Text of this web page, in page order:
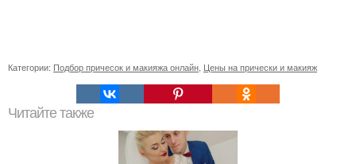
Категории: Подбор причесок и макияжа онлайн Цены на прически и макияж
Читайте также